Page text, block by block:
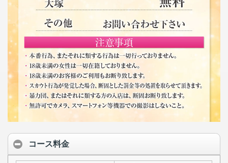
コース料金